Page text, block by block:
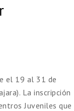
el 19 al 31 de
La inscripción
Juveniles que